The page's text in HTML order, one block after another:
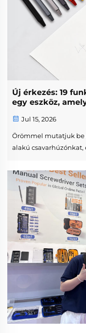
Új érkezés: 19
egy eszköz,
Jul 15, 2026
Örömmel mutatjuk be
alakú
íróeszközből.
a többfunkciós